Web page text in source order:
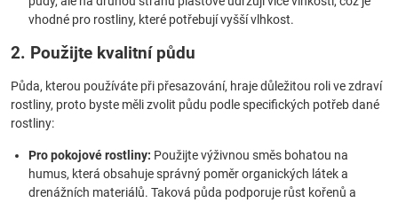
vhodné pro rostliny, které potřebují vyšší vlhkost.
2. Použijte kvalitní půdu
Půda, kterou používáte při přesazování, hraje důležitou roli ve zdraví
rostliny, proto byste měli zvolit půdu podle specifických potřeb dané
rostliny:
Pro pokojové rostliny: Použijte výživnou směs bohatou na
humus, která obsahuje správný poměr organických látek a
drenážních materiálů. Taková půda podporuje růst kořenů a